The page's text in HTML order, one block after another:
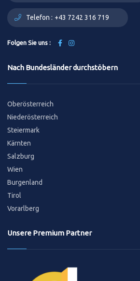
Telefon : +43 7242 316 719
Folgen Sie uns :
Nach Bundesländer durchstöbern
Oberösterreich
Niederösterreich
Steiermark
Kärnten
Salzburg
Wien
Burgenland
Tirol
Vorarlberg
Unsere Premium Partner